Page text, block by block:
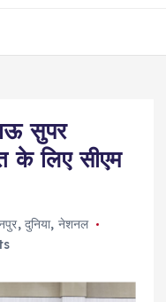
सुपर
के लिए सीएम
, दुनिया, नेशनल